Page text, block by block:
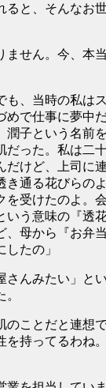
ると、そんなお
ません。今、本
も、当時の私は
めで仕事に夢中
潤子という名前
だった。私は二
だけど、上司に
き通る花びらの
を受けたのよ。
いう意味の『透
、母から『お弁
たの」
んみたい」と
のことだと連想
を持ってるわね